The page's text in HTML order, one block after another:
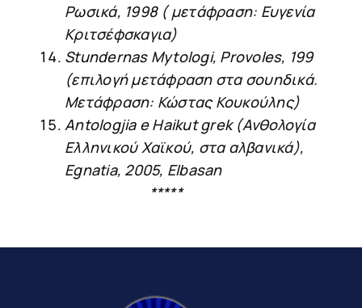
Ρωσικά, 1998 ( μετάφραση: Ευγενία
Κριτσέφσκαγια)
Stundernas Mytologi, Provoles, 199
(επιλογή μετάφραση στα σουηδικά.
Μετάφραση: Κώστας Κουκούλης)
Αntologjia e Haikut grek(Ανθολογία
Ελληνικού Χαϊκού, στα αλβανικά),
Egnatia, 2005, Elbasan
*****